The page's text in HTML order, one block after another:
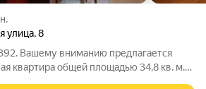
улица,8
Вашему вниманию предлагается
квартира общей площадью 34,8 кв. м.